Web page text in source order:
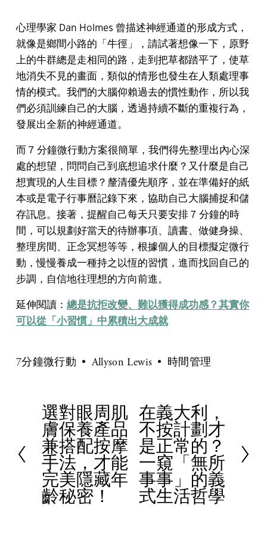
心理學家 Dan Holmes 曾描述神經通道的形成方式，
就像是鄉間小路的「牛徑」，請試著想像一下，原野
上的牛群總是走相同的路，走到把草都踏平了，使草
地消失不見的畫面，類似的情形也發生在人類處理事
情的模式。我們的大腦仰賴過去的慣性動作，所以我
們必須訓練自己的大腦，透過持續不斷的重複行為，
發展出全新的神經通道。
而 7 分鐘微行動方案很簡單，我們得先整理出內心深
處的想望，問問自己到底想追求什麼？又什麼是自己
想實現的人生目標？釐清優先順序，並在準備好的紙
本或是電子行事曆記錄下來，協助自己大腦捕捉和儲
存訊息。接著，提醒自己每天只要安排 7 分鐘的時
間，可以規劃好當天的待辦事項、讀書、做健身操、
整理房間、正念冥想等等，根據個人的目標擬定微行
動，慢慢養成一種持之以恆的習慣，進而找回自己的
步調，自信地往理想的方向前進。
延伸閱讀： 總是抗拒改變、難以獲得成功感？其實你
可以從「小習慣」中累積出大成就
7分鐘微行動 Allyson Lewis 時間管理
P
e
v
i
o
選對眼周肌
膚保養產品
兼搭配按摩
手法，才能
完美隱藏年
齡秘密！
N在義大利，
不按計劃才
是正常的？
一窺「無所
事事」的義
式生活哲學